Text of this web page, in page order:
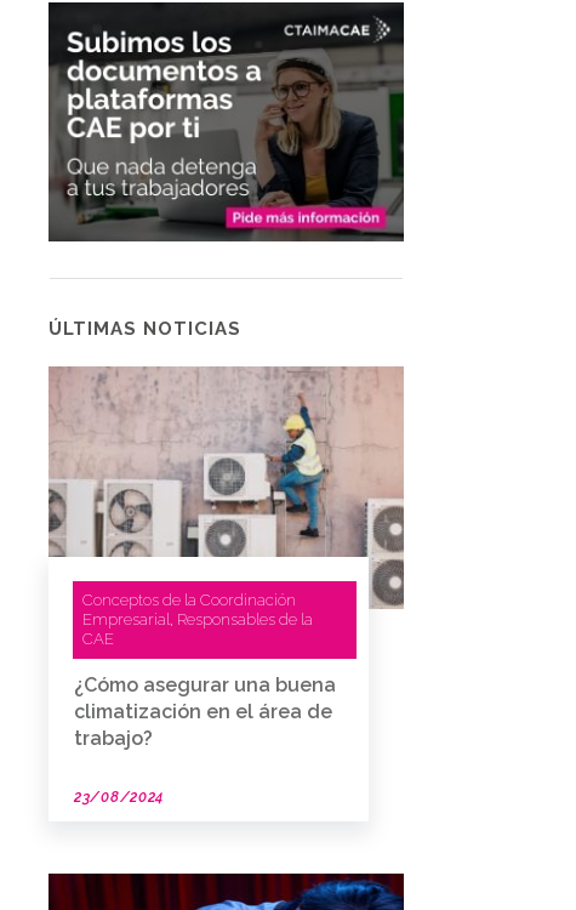
ÚLTIMAS NOTICIAS
Conceptos de la Coordinación
Empresarial
Responsables de la
CAE
¿Cómo asegurar una buena
climatización en el área de
trabajo?
23/08/2024